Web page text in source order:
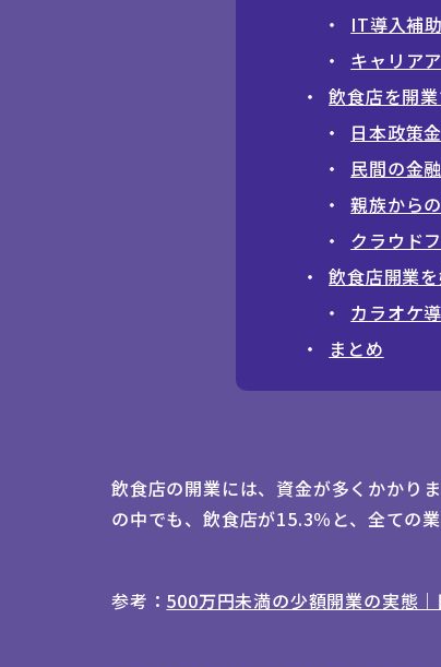
IT導入補
キャリア
飲食店を開
日本政策
民間の金
親族から
クラウド
飲食店開業
カラオケ
まとめ
飲食店の開業には、資金が多くかかり
の中でも、飲食店が15.3％と、全ての
参考： 500万円未満の少額開業の実態